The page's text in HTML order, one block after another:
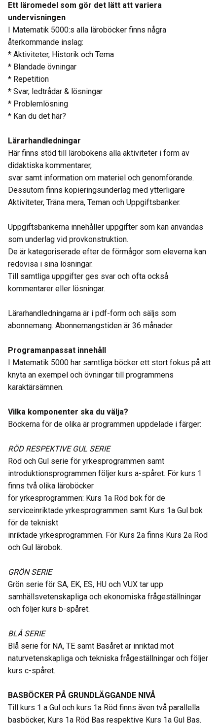
Ett läromedel som gör det lätt att variera
undervisningen
I Matematik 5000:s alla läroböcker finns några
återkommande inslag:
* Aktiviteter, Historik och Tema
* Blandade övningar
* Repetition
* Svar, ledtrådar & lösningar
* Problemlösning
* Kan du det här?
Lärarhandledningar
Här finns stöd till lärobokens alla aktiviteter i form av
didaktiska kommentarer,
svar samt information om materiel och genomförande.
Dessutom finns kopieringsunderlag med ytterligare
Aktiviteter, Träna mera, Teman och Uppgiftsbanker.
Uppgiftsbankerna innehåller uppgifter som kan användas
som underlag vid provkonstruktion.
De är kategoriserade efter de förmågor som eleverna kan
redovisa i sina lösningar.
Till samtliga uppgifter ges svar och ofta också
kommentarer eller lösningar.
Lärarhandledningarna är i pdf-form och säljs som
abonnemang. Abonnemangstiden är 36 månader.
Programanpassat innehåll
I Matematik 5000 har samtliga böcker ett stort fokus på att
knyta an exempel och övningar till programmens
karaktärsämnen.
Vilka komponenter ska du välja?
Böckerna för de olika är programmen uppdelade i färger:
RÖD RESPEKTIVE GUL SERIE
Röd och Gul serie för yrkesprogrammen samt
introduktionsprogrammen följer kurs a-spåret. För kurs 1
finns två olika läroböcker
för yrkesprogrammen: Kurs 1a Röd bok för de
serviceinriktade yrkesprogrammen samt Kurs 1a Gul bok
för de tekniskt
inriktade yrkesprogrammen. För Kurs 2a finns Kurs 2a Röd
och Gul lärobok.
GRÖN SERIE
Grön serie för SA, EK, ES, HU och VUX tar upp
samhällsvetenskapliga och ekonomiska frågeställningar
och följer kurs b-spåret.
BLÅ SERIE
Blå serie för NA, TE samt Basåret är inriktad mot
naturvetenskapliga och tekniska frågeställningar och följer
kurs c-spåret.
BASBÖCKER PÅ GRUNDLÄGGANDE NIVÅ
Till kurs 1 a Gul och kurs 1a Röd finns även två parallella
basböcker, Kurs 1a Röd Bas respektive Kurs 1a Gul Bas.